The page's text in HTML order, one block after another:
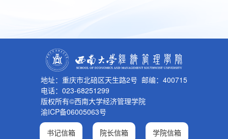
地址：重庆市北碚区天生路2号 邮编：400715
电话：023-68251299
版权所有©西南大学经济管理学院
渝ICP备06005063号
书记信箱 院长信箱 学院信箱